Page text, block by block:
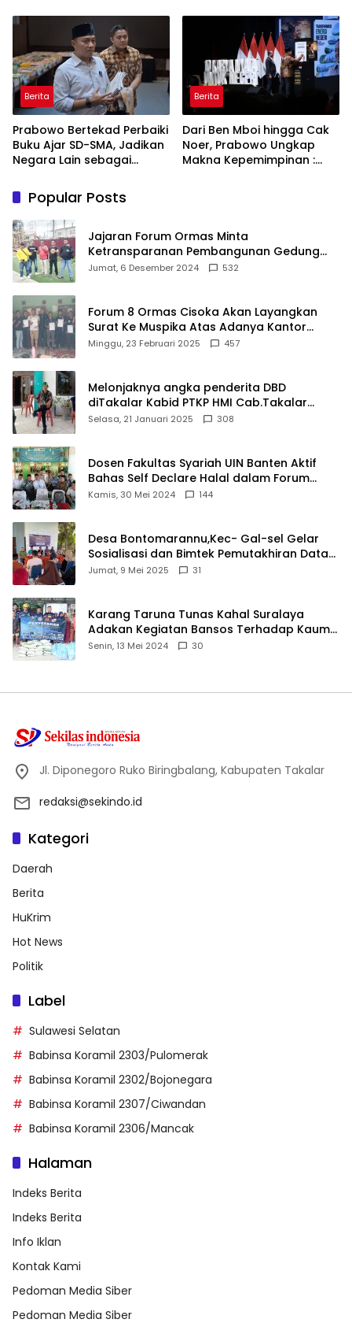
ASRI
Berita
Prabowo Bertekad Perbaiki
Buku Ajar SD-SMA, Jadikan
Negara Lain sebagai
Berita
Dari Ben Mboi hingga Cak
Noer, Prabowo Ungkap
Makna Kepemimpinan :
Popular Posts
Jajaran Forum Ormas Minta
Ketransparanan Pembangunan Gedung
Damkar Di Kecamatan Cisoka
Jumat, 6 Desember 2024 532
Forum 8 Ormas Cisoka Akan Layangkan
Surat Ke Muspika Atas Adanya Kantor
Matel di Cisoka
Minggu, 23 Februari 2025 457
Melonjaknya angka penderita DBD
diTakalar Kabid PTKP HMI Cab.Takalar
angkat bicara
Selasa, 21 Januari 2025 308
Dosen Fakultas Syariah UIN Banten Aktif
Bahas Self Declare Halal dalam Forum
Ijtima Ulama MUI
Kamis, 30 Mei 2024 144
Desa Bontomarannu,Kec- Gal-sel Gelar
Sosialisasi dan Bimtek Pemutakhiran Data
ID
Jumat, 9 Mei 2025 31
Karang Taruna Tunas Kahal Suralaya
Adakan Kegiatan Bansos Terhadap Kaum
Dhuafa dan Anak Yatim-Piatu
Senin, 13 Mei 2024 30
Jl. Diponegoro Ruko Biringbalang, Kabupaten Takalar
redaksi@sekindo.id
Kategori
Daerah
Berita
HuKrim
Hot News
Politik
Label
Sulawesi Selatan
Babinsa Koramil 2303/Pulomerak
Babinsa Koramil 2302/Bojonegara
Babinsa Koramil 2307/Ciwandan
Babinsa Koramil 2306/Mancak
Halaman
Indeks Berita
Indeks Berita
Info Iklan
Kontak Kami
Pedoman Media Siber
Pedoman Media Siber